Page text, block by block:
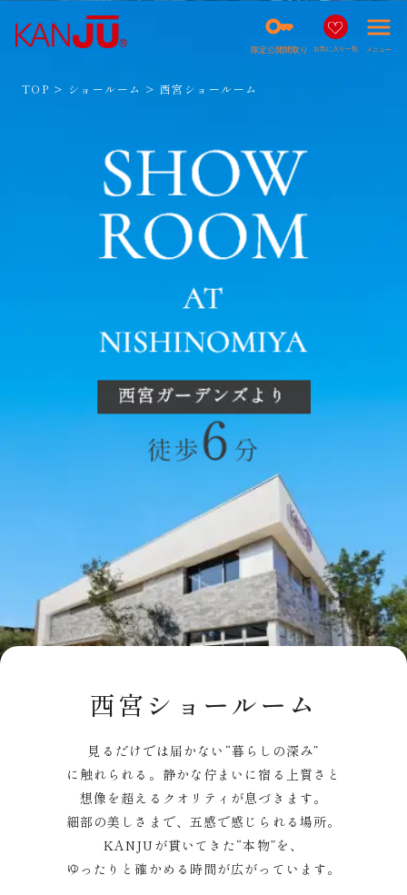
key
限定公開間取り お気に入り一覧
menu
メニュー
TOP ショールーム 西宮ショールーム
西宮ショールーム
見るだけでは届かない“暮らしの深み”
に触れられる。 静かな佇まいに宿る上質さと
想像を超えるクオリティが息づきます。
細部の美しさまで、五感で感じられる場所。
KANJUが貫いてきた“本物”を、
ゆったりと確かめる時間が広がっています。